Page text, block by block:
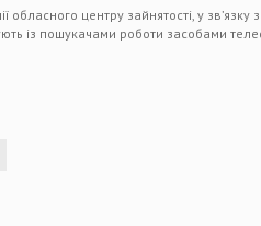
обласного центру зайнятості, у
із пошукачами роботи засобами